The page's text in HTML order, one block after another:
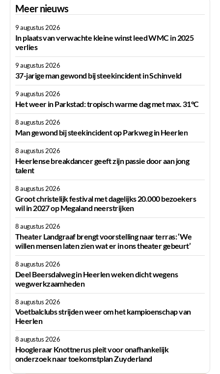
Meer nieuws
9 augustus 2026
In plaats van verwachte kleine winst leed WMC in 2025
verlies
9 augustus 2026
37-jarige man gewond bij steekincident in Schinveld
9 augustus 2026
Het weer in Parkstad: tropisch warme dag met max. 31°C
8 augustus 2026
Man gewond bij steekincident op Parkweg in Heerlen
8 augustus 2026
Heerlense breakdancer geeft zijn passie door aan jong
talent
8 augustus 2026
Groot christelijk festival met dagelijks 20.000 bezoekers
wil in 2027 op Megaland neerstrijken
8 augustus 2026
Theater Landgraaf brengt voorstelling naar terras: ‘We
willen mensen laten zien wat er in ons theater gebeurt’
8 augustus 2026
Deel Beersdalweg in Heerlen weken dicht wegens
wegwerkzaamheden
8 augustus 2026
Voetbalclubs strijden weer om het kampioenschap van
Heerlen
8 augustus 2026
Hoogleraar Knottnerus pleit voor onafhankelijk
onderzoek naar toekomstplan Zuyderland